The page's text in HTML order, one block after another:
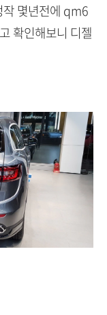
작 몇년전에 qm6
확인해보니 디젤